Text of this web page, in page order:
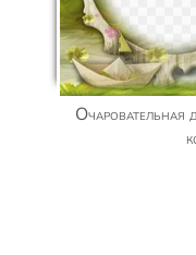
Очаровательная детская рамочка с милым